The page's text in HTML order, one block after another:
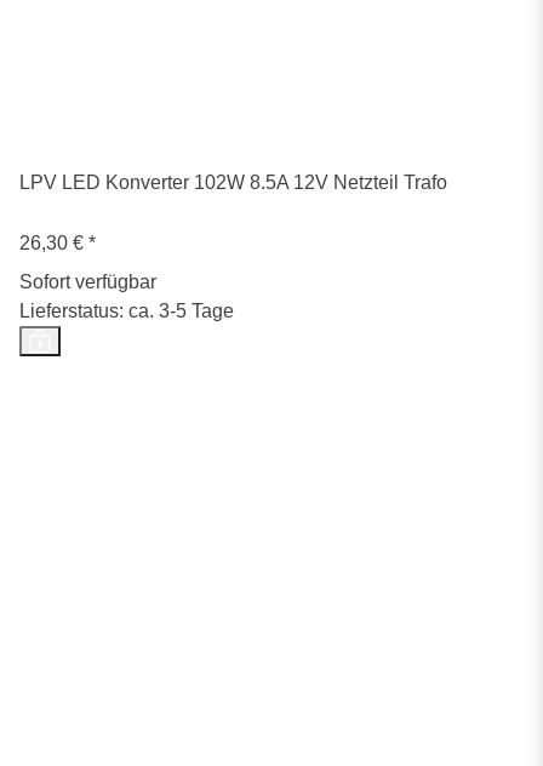
LPV LED Konverter 102W 8.5A 12V Netzteil Trafo
26,30 € *
Sofort verfügbar
Lieferstatus: ca. 3-5 Tage